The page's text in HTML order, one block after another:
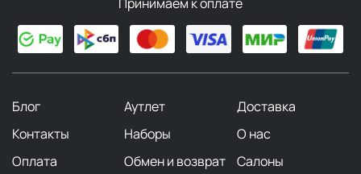
Блог Аутлет
Доставка
Контакты
Наборы
О нас
Оплата
Обмен и возврат
Салоны